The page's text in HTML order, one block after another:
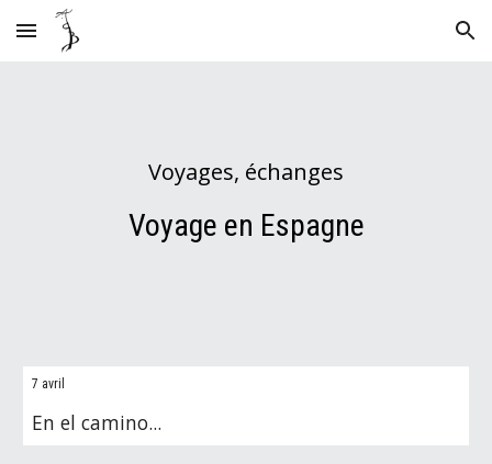
Skip to main content Skip to navigation
Voyages, échanges
Voyage en Espagne
7 avril
En el camino...